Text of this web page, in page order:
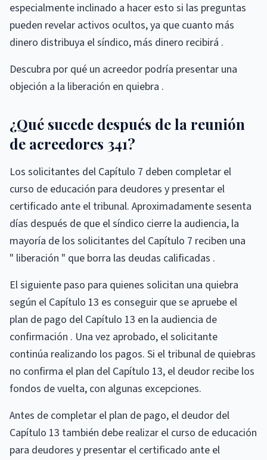
especialmente inclinado a hacer esto si las preguntas
pueden revelar activos ocultos, ya que cuanto más
dinero distribuya el síndico, más dinero recibirá .
Descubra por qué un acreedor podría presentar una
objeción a la liberación en quiebra .
¿Qué sucede después de la reunión
de acreedores 341?
Los solicitantes del Capítulo 7 deben completar el
curso de educación para deudores y presentar el
certificado ante el tribunal. Aproximadamente sesenta
días después de que el síndico cierre la audiencia, la
mayoría de los solicitantes del Capítulo 7 reciben una
" liberación " que borra las deudas calificadas .
El siguiente paso para quienes solicitan una quiebra
según el Capítulo 13 es conseguir que se apruebe el
plan de pago del Capítulo 13 en la audiencia de
confirmación . Una vez aprobado, el solicitante
continúa realizando los pagos. Si el tribunal de quiebras
no confirma el plan del Capítulo 13, el deudor recibe los
fondos de vuelta, con algunas excepciones.
Antes de completar el plan de pago, el deudor del
Capítulo 13 también debe realizar el curso de educación
para deudores y presentar el certificado ante el